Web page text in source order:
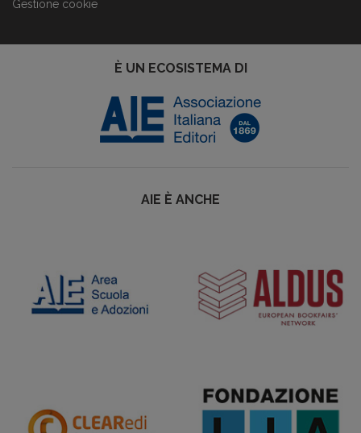
Gestione cookie
È UN ECOSISTEMA DI
AIE È ANCHE